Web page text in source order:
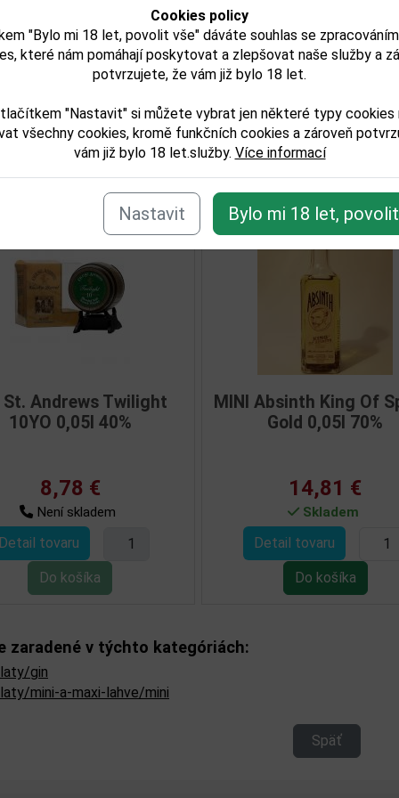
Cookies policy
"Bylo mi 18 let, povolit vše" dáváte souhlas se
které nám pomáhají poskytovat a zlepšovat naše služby a
potvrzujete, že vám již bylo 18 let.
"Nastavit" si můžete vybrat jen některé typy cookies
všechny cookies, kromě funkčních cookies a zároveň
vám již bylo 18 let.služby. Více informací
Nastavit Bylo mi 18 let,
obj. %:
zboží
MINI Absinth King Of Spirits
Detail tovaru
zaradené v týchto kategóriách:
gin
mini-a-maxi-lahve/mini
Späť